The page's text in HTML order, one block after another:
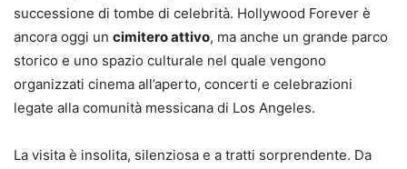
successione di tombe di celebrità. Hollywood Forever è
ancora oggi un cimitero attivo, ma anche un grande parco
storico e uno spazio culturale nel quale vengono
organizzati cinema all’aperto, concerti e celebrazioni
legate alla comunità messicana di Los Angeles.
La visita è insolita, silenziosa e a tratti sorprendente. Da